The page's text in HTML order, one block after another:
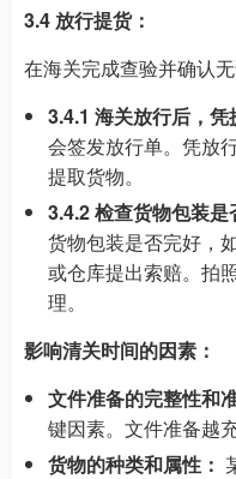
3.4 放行提货：
在海关完成查验并确认
3.4.1 海关放行后，凭
会签发放行单。凭放
提取货物。
3.4.2 检查货物包装是
货物包装是否完好，
或仓库提出索赔。拍
理。
影响清关时间的因素：
文件准备的完整性和
键因素。文件准备越
货物的种类和属性：